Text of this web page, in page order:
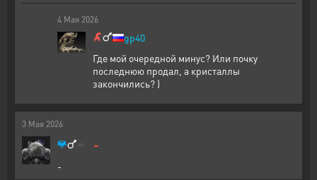
4 Мая 2026
gp40
Где мой очередной минус? Или почку
последнюю продал, а кристаллы
закончились? )
3 Мая 2026
-
-